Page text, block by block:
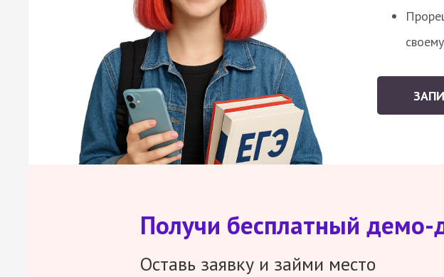
Получи бесплатный демо-
Оставь заявку и займи место